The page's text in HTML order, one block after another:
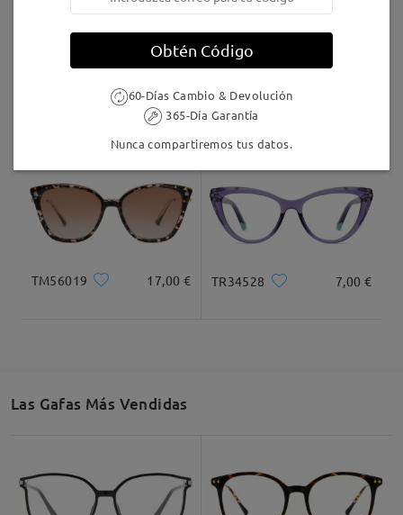
Leer todos los
comentarios
Deje su comentario
9,95 € Judy123
TM56019 17,00 € TR34528 7,00 €
Las Gafas Más Vendidas
Obtén Código
60-Días Cambio & Devolución
365-Día Garantía
Nunca compartiremos tus datos.